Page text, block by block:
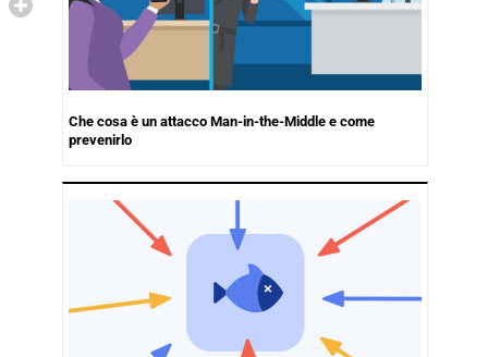
Che cosa è un attacco Man-in-the-Middle e come
prevenirlo